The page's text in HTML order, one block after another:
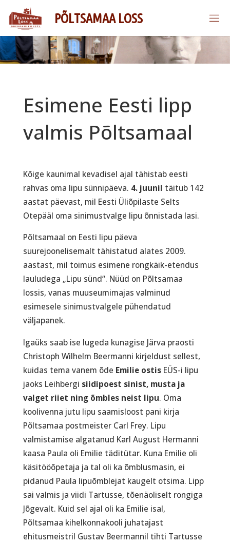
content
PÕLTSAMAA LOSS
Esimene Eesti lipp
valmis Põltsamaal
Kõige kaunimal kevadisel ajal tähistab eesti
rahvas oma lipu sünnipäeva. 4. juunil täitub 142
aastat päevast, mil Eesti Üliõpilaste Selts
Otepääl oma sinimustvalge lipu õnnistada lasi.
Põltsamaal on Eesti lipu päeva
suurejoonelisemalt tähistatud alates 2009.
aastast, mil toimus esimene rongkäik-etendus
lauludega „Lipu sünd“. Nüüd on Põltsamaa
lossis, vanas muuseumimajas valminud
esimesele sinimustvalgele pühendatud
väljapanek.
Igaüks saab ise lugeda kunagise Järva praosti
Christoph Wilhelm Beermanni kirjeldust sellest,
kuidas tema vanem õde Emilie ostisEÜS-i lipu
jaoks Leihbergi siidipoest sinist, musta ja
valget riiet ning õmbles neist lipu. Oma
koolivenna jutu lipu saamisloost pani kirja
Põltsamaa postmeister Carl Frey. Lipu
valmistamise algatanud Karl August Hermanni
kaasa Paula oli Emilie täditütar. Kuna Emilie oli
käsitööõpetaja ja tal oli ka õmblusmasin, ei
pidanud Paula lipuõmblejat kaugelt otsima. Lipp
sai valmis ja viidi Tartusse, tõenäoliselt rongiga
Jõgevalt. Kuid sel ajal oli ka Emilie isal,
Põltsamaa kihelkonnakooli juhatajast
ehitusmeistril Gustav Beermannil tihti Tartusse